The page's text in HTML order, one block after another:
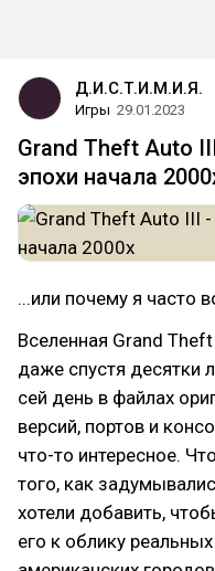
Д.И.С.Т.И.М.И.Я.
Игры 29.01.2023
Grand Theft Auto
эпохи начала
...или почему я часто
Вселенная Grand
даже спустя десятки
сей день в файлах
версий, портов и
что-то интересное.
того, как
хотели добавить,
его к облику